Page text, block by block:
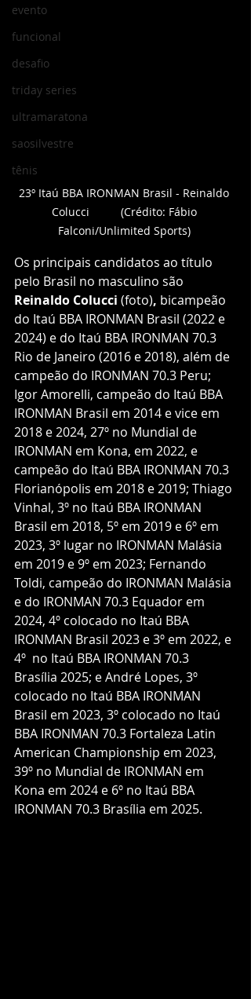
evento
funcional
desafio
triday series
ultramaratona
saosilvestre
tênis
23º Itaú BBA IRONMAN Brasil - Reinaldo
Colucci          (Crédito: Fábio
Falconi/Unlimited Sports)
Os principais candidatos ao título
pelo Brasil no masculino são
Reinaldo Colucci (foto), bicampeão
do Itaú BBA IRONMAN Brasil (2022 e
2024) e do Itaú BBA IRONMAN 70.3
Rio de Janeiro (2016 e 2018), além de
campeão do IRONMAN 70.3 Peru;
Igor Amorelli, campeão do Itaú BBA
IRONMAN Brasil em 2014 e vice em
2018 e 2024, 27º no Mundial de
IRONMAN em Kona, em 2022, e
campeão do Itaú BBA IRONMAN 70.3
Florianópolis em 2018 e 2019; Thiago
Vinhal, 3º no Itaú BBA IRONMAN
Brasil em 2018, 5º em 2019 e 6º em
2023, 3º lugar no IRONMAN Malásia
em 2019 e 9º em 2023; Fernando
Toldi, campeão do IRONMAN Malásia
e do IRONMAN 70.3 Equador em
2024, 4º colocado no Itaú BBA
IRONMAN Brasil 2023 e 3º em 2022, e
4º  no Itaú BBA IRONMAN 70.3
Brasília 2025; e André Lopes, 3º
colocado no Itaú BBA IRONMAN
Brasil em 2023, 3º colocado no Itaú
BBA IRONMAN 70.3 Fortaleza Latin
American Championship em 2023,
39º no Mundial de IRONMAN em
Kona em 2024 e 6º no Itaú BBA
IRONMAN 70.3 Brasília em 2025.